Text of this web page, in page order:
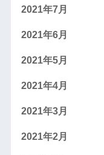
2021年7月
2021年6月
2021年5月
2021年4月
2021年3月
2021年2月